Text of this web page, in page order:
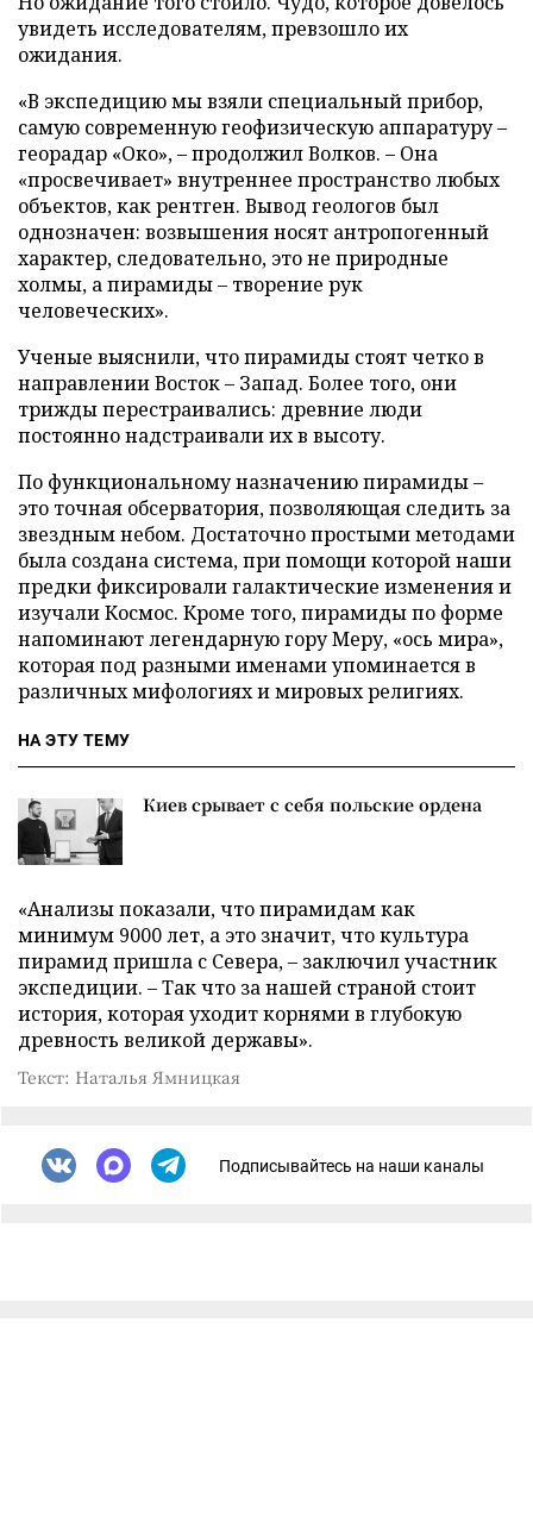
увидеть исследователям, превзошло их
ожидания.
«В экспедицию мы взяли специальный прибор,
самую современную геофизическую аппаратуру –
георадар «Око», – продолжил Волков. – Она
«просвечивает» внутреннее пространство любых
объектов, как рентген. Вывод геологов был
однозначен: возвышения носят антропогенный
характер, следовательно, это не природные
холмы, а пирамиды – творение рук
человеческих».
Ученые выяснили, что пирамиды стоят четко в
направлении Восток – Запад. Более того, они
трижды перестраивались: древние люди
постоянно надстраивали их в высоту.
По функциональному назначению пирамиды –
это точная обсерватория, позволяющая следить за
звездным небом. Достаточно простыми методами
была создана система, при помощи которой наши
предки фиксировали галактические изменения и
изучали Космос. Кроме того, пирамиды по форме
напоминают легендарную гору Меру, «ось мира»,
которая под разными именами упоминается в
различных мифологиях и мировых религиях.
НА ЭТУ ТЕМУ
Киев срывает с себя польские ордена
«Анализы показали, что пирамидам как
минимум 9000 лет, а это значит, что культура
пирамид пришла с Севера, – заключил участник
экспедиции. – Так что за нашей страной стоит
история, которая уходит корнями в глубокую
древность великой державы».
Текст: Наталья Ямницкая
Подписывайтесь на наши каналы